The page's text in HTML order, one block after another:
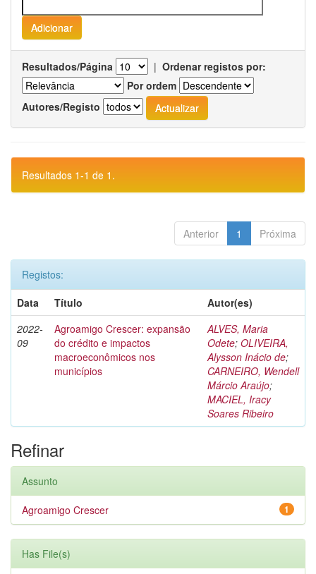
Resultados/Página | Ordenar registos por:
Por ordem
Autores/Registo
Resultados 1-1 de 1.
Anterior 1 Próxima
Registos:
Data
Título
Autor(es)
2022-
09
Agroamigo Crescer: expansão
do crédito e impactos
macroeconômicos nos
municípios
ALVES, Maria
Odete; OLIVEIRA,
Alysson Inácio de;
CARNEIRO, Wendell
Márcio Araújo;
MACIEL, Iracy
Soares Ribeiro
Refinar
Assunto
1
Agroamigo Crescer
Has File(s)